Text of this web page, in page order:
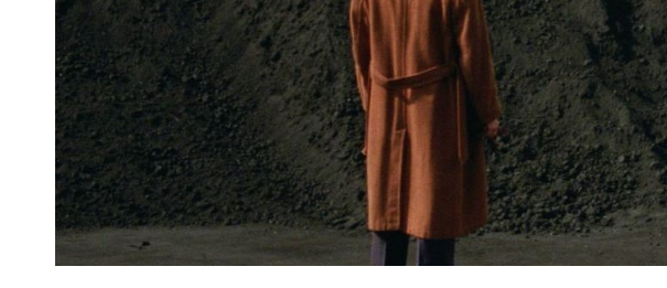
Юэн
Макгрегор
может
вернуться
к роли